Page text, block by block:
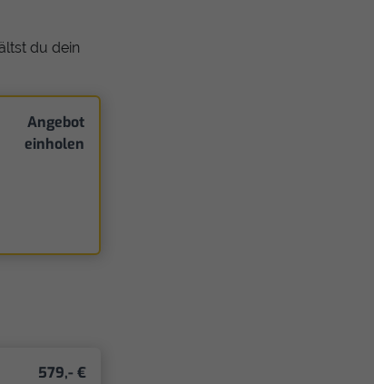
du dein
Angebot
einholen
579,- €